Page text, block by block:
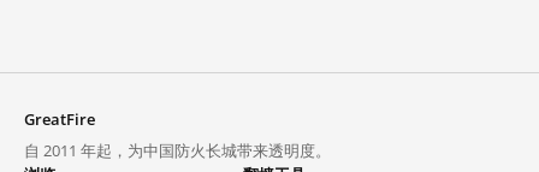
GreatFire
自 2011 年起，为中国防火长城带来透明度。